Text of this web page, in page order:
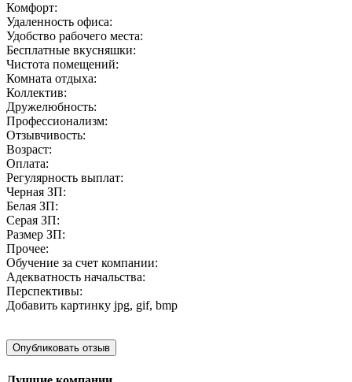
Комфорт:
Удаленность офиса:
Удобство рабочего места:
Бесплатные вкусняшки:
Чистота помещений:
Комната отдыха:
Коллектив:
Дружелюбность:
Профессионализм:
Отзывчивость:
Возраст:
Оплата:
Регулярность выплат:
Черная ЗП:
Белая ЗП:
Серая ЗП:
Размер ЗП:
Прочее:
Обучение за счет компании:
Адекватность начальства:
Перспективы:
Добавить картинку jpg, gif, bmp